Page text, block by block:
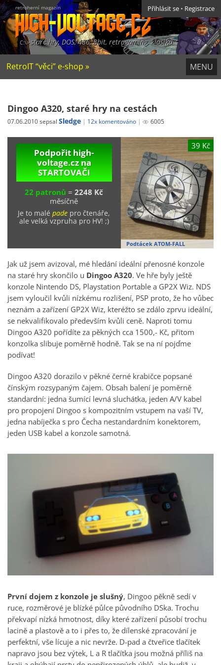
retroherní magazín
staré hry, DOS, 486, 8bit, retrogaming, klasika
Přihlásit se • Registrace
MENU
RetroIT “věci” e-shop »
Dingoo A320, staré hry na cestách
07.06.2010 sepsal Sledge 12x komentováno 6005
Podpořit high-
voltage.cz na
STARTOVAČI
22 patronů =2248 Kč
měsíčně
Je to malépade pro čtenáře,
ale velká vzpruha pro HV! ;)
39 Kč
Podtácek ATOM-FALL
Jak už jsem avizoval, mé hledání ideální přenosné konzole
na staré hry skončilo u Dingoo A320. Ve hře byly ještě
konzole Nintendo DS, Playstation Portable a GP2X Wiz. NDS
jsem vyloučil kvůli nízkému rozlišení, PSP proto, že ho vůbec
neznám a zařízení GP2X Wiz, kteréžto se zdálo zprvu ideální,
se nekvalifikovalo především kvůli ceně. Naproti tomu
Dingoo A320 pořídíte za pěkných cca 1500,- Kč, přitom
konzolka slibuje poměrně hodně. Tak se na ní pojďme
podívat!
Dingoo A320 dorazilo v pěkné černé krabičce popsané
čínským rozsypaným čajem. Obsah balení je poměrně
standardní: jedna šumící levná sluchátka, jeden A/V kabel
pro propojení Dingoo s kompozitním vstupem na vaší TV,
jedna nabíječka s pro Čecha nestandardním konektorem,
jeden USB kabel a konzole samotná.
První dojem z konzole je slušný, Dingoo pěkně sedí v
ruce, rozměrové je blízké půlce původního DSka. Trochu
překvapí nízká hmotnost, díky které zařízení působí trochu
lacině a plastově a to i přes to, že dílenské zpracování je
perfektní, vše lícuje a nic nevrže. D-pad a čtveřice tlačítek
napravo jsou bez výtek, L a R tlačítka jsou možná příliš na